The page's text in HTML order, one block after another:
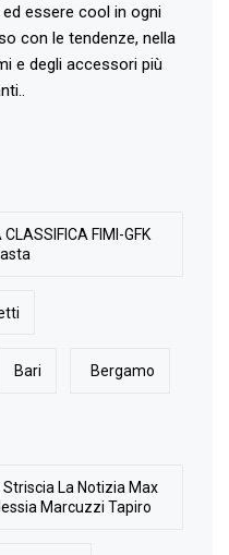
essere cool in ogni
con le tendenze, nella
e degli accessori più
FIMI-GFK
Bari Bergamo
La Notizia Max
Marcuzzi Tapiro